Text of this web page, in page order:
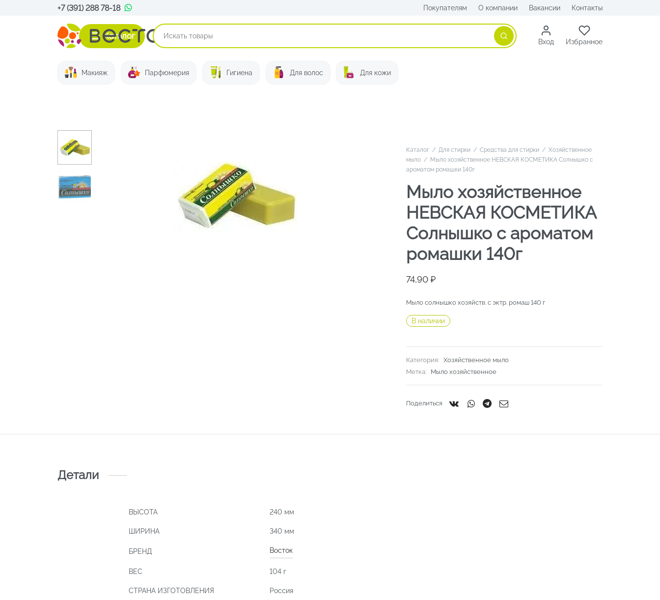
+7 (391) 288 78-18 Покупателям О компании Вакансии Контакты
Каталог
Поиск
Вход Избранное
Макияж Парфюмерия Гигиена Для волос Для кожи
Каталог / Для стирки / Средства для стирки / Хозяйственное
мыло / Мыло хозяйственное НЕВСКАЯ КОСМЕТИКА Солнышко с
ароматом ромашки 140г
Мыло хозяйственное
НЕВСКАЯ КОСМЕТИКА
Солнышко с ароматом
ромашки 140г
74,90 ₽
Мыло солнышко хозяйств. с эктр. ромаш 140 г
В наличии
Категория: Хозяйственное мыло
Метка:
Мыло хозяйственное
Поделиться
Детали
ВЫСОТА 240 мм
ШИРИНА 340 мм
БРЕНД Восток
ВЕС 104 г
СТРАНА ИЗГОТОВЛЕНИЯ Россия